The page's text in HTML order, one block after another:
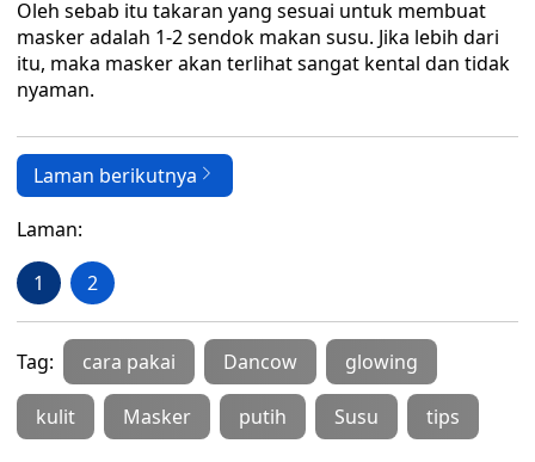
Oleh sebab itu takaran yang sesuai untuk membuat
masker adalah 1-2 sendok makan susu. Jika lebih dari
itu, maka masker akan terlihat sangat kental dan tidak
nyaman.
Laman berikutnya
Laman:
1 2
Tag: cara pakai Dancow glowing
kulit Masker putih Susu tips